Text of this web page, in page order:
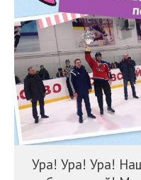
Ура! Ура! Ура!